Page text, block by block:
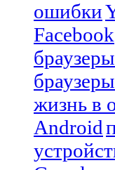
ошибки
Facebook
жизнь в
Android